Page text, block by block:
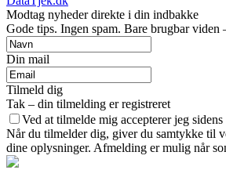
Modtag nyheder direkte i din indbakke
Gode tips. Ingen spam. Bare brugbar viden
Din mail
Tilmeld dig
Tak – din tilmelding er registreret
Ved at tilmelde mig accepterer jeg
Når du tilmelder dig, giver du samtykke til
dine oplysninger. Afmelding er mulig når